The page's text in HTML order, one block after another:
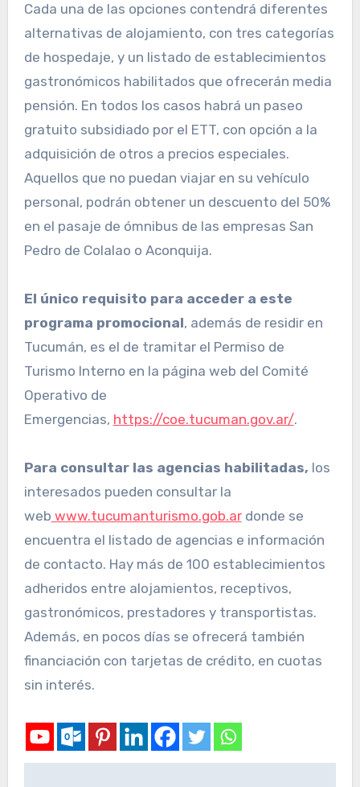
Cada una de las opciones contendrá diferentes
alternativas de alojamiento, con tres categorías
de hospedaje, y un listado de establecimientos
gastronómicos habilitados que ofrecerán media
pensión. En todos los casos habrá un paseo
gratuito subsidiado por el ETT, con opción a la
adquisición de otros a precios especiales.
Aquellos que no puedan viajar en su vehículo
personal, podrán obtener un descuento del 50%
en el pasaje de ómnibus de las empresas San
Pedro de Colalao o Aconquija.
El único requisito para acceder a este
programa promocional, además de residir en
Tucumán, es el de tramitar el Permiso de
Turismo Interno en la página web del Comité
Operativo de
Emergencias, https://coe.tucuman.gov.ar/.
Para consultar las agencias habilitadas, los
interesados pueden consultar la
web www.tucumanturismo.gob.ardonde se
encuentra el listado de agencias e información
de contacto. Hay más de 100 establecimientos
adheridos entre alojamientos, receptivos,
gastronómicos, prestadores y transportistas.
Además, en pocos días se ofrecerá también
financiación con tarjetas de crédito, en cuotas
sin interés.